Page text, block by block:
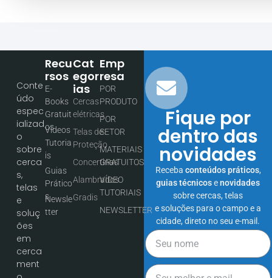
Fique por
dentro das
novidades
Receba conteúdos práticos,
guias técnicosenovidades
sobre cercas, telas
e soluções para o campo e a
cidade, direto no seu e-mail.
Conte
údo
espec
ializad
o
sobre
cerca
s,
telas
e
soluç
ões
em
cerca
ment
Cat
Egor
Ias
Cercas
elétricas
Telas de
Proteção
Concertinas
Alambrados
Gradis
Emp
Resa
POR
PRODUTO
POR
SETOR
MATERIAIS
GRATUITOS
VÍDEO
TUTORIAIS
NEWSLETTER
Recu
Rsos
E-
Books
Gratuit
os
Vídeos
Tutoria
is
Guias
Prático
s
Newsle
tter